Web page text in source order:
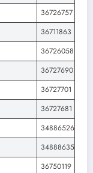
36726757
36711863
36726058
36727690
36727701
36727681
34886526
34888635
36750119